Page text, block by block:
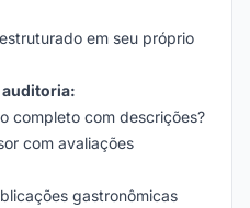
em seu próprio
auditoria:
completo com descrições?
com avaliações
gastronômicas